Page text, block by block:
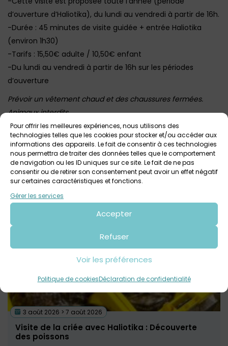
Pour offrir les meilleures expériences, nous utilisons des
technologies telles que les cookies pour stocker et/ou accéder aux
informations des appareils. Le fait de consentir à ces technologies
nous permettra de traiter des données telles que le comportement
de navigation ou les ID uniques sur ce site. Le fait de ne pas
consentir ou de retirer son consentement peut avoir un effet négatif
sur certaines caractéristiques et fonctions.
Gérer les services
Accepter
Refuser
Voir les préférences
Politique de cookiesDéclaration de confidentialité
d’ouverture d’Haliotika), du lundi au vendredi à partir de 16h.
-Durée : 45 minutes de visite guidée + entrée Haliotika
(environ 1h30)
-Tarifs : 15,50€ adulte / 10,50€ enfant
-Du lundi au vendredi à partir de 16h sur les périodes
d’ouverture
Prévoir un vêtement chaud et des chaussures fermées.
Animaux interdits
Cette visite est très prisée : la réservation est conseillée
Plus d’infos et accès billetterie ICI
Photo : Olivia Moysan
Autres événements
3 août 2026 > 7 août 2026
Visite de la criée avec Haliotika : Découverte
des poissons